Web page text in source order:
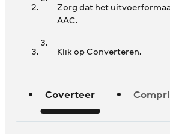
Zorg dat het
AAC.
Klik op Converteren.
Coverteer